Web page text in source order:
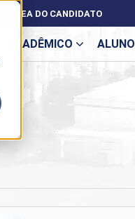
ACADÊMICO ALUNO
ÁREA DO CANDIDATO